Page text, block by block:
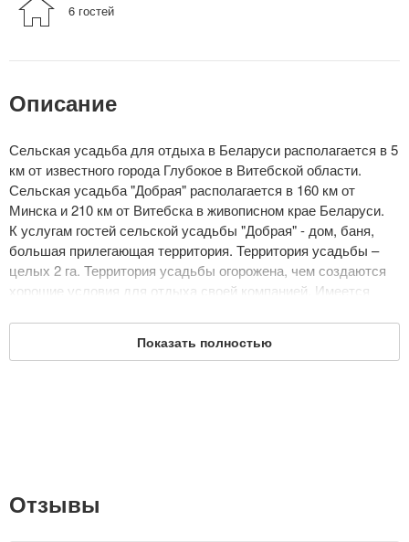
6 гостей
Описание
Сельская усадьба для отдыха в Беларуси располагается в 5
км от известного города Глубокое в Витебской области.
Сельская усадьба "Добрая" располагается в 160 км от
Минска и 210 км от Витебска в живописном крае Беларуси.
К услугам гостей сельской усадьбы "Добрая" - дом, баня,
большая прилегающая территория. Территория усадьбы –
целых 2 га. Территория усадьбы огорожена, чем создаются
хорошие условия для отдыха своей компанией. Имеется
усадьбы имеются искусственные зарыбленные пруды
(водятся карп, карась, окунь).
располагает к хорошему комфортабельному отдыху. Его
Показать полностью
Отзывы